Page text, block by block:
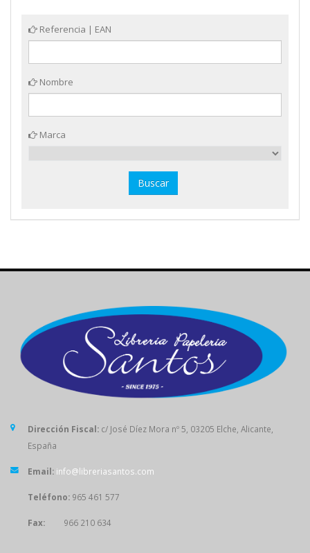
Referencia | EAN
Nombre
Marca
Dirección Fiscal: c/ José Díez Mora nº 5, 03205 Elche, Alicante,
España
Email: info@libreriasantos.com
Teléfono: 965 461 577
Fax: 966 210 634